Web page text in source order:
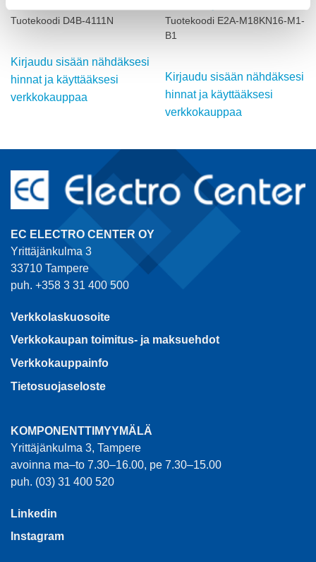
Tuotekoodi D4B-4111N
Kirjaudu sisään nähdäksesi
hinnat ja käyttääksesi
verkkokauppaa
Tuotekoodi E2A-M18KN16-M1-
B1
Kirjaudu sisään nähdäksesi
hinnat ja käyttääksesi
verkkokauppaa
EC ELECTRO CENTER OY
Yrittäjänkulma 3
33710 Tampere
puh. +358 3 31 400 500
Verkkolaskuosoite
Verkkokaupan toimitus- ja maksuehdot
Verkkokauppainfo
Tietosuojaseloste
KOMPONENTTIMYYMÄLÄ
Yrittäjänkulma 3, Tampere
avoinna ma–to 7.30–16.00, pe 7.30–15.00
puh. (03) 31 400 520
Linkedin
Instagram